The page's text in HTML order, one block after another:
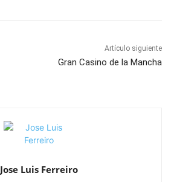
Artículo siguiente
Gran Casino de la Mancha
Jose Luis Ferreiro